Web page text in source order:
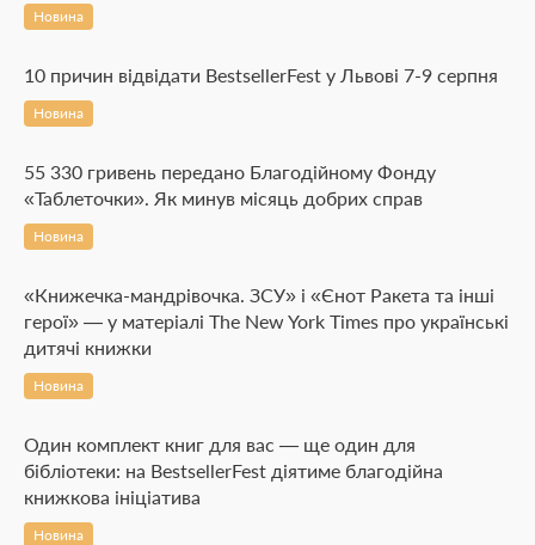
Новина
10 причин відвідати BestsellerFest у Львові 7-9 серпня
Новина
55 330 гривень передано Благодійному Фонду
«Таблеточки». Як минув місяць добрих справ
Новина
«Книжечка-мандрівочка. ЗСУ» і «Єнот Ракета та інші
герої» — у матеріалі The New York Times про українські
дитячі книжки
Новина
Один комплект книг для вас — ще один для
бібліотеки: на BestsellerFest діятиме благодійна
книжкова ініціатива
Новина